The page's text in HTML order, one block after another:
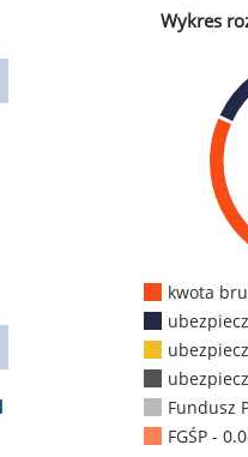
Wykres
kwota
Fundusz
FGŚP -